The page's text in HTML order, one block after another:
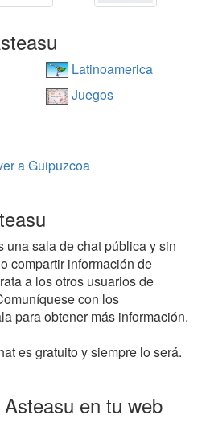
Latinoamerica
Juegos
a Guipuzcoa
una sala de chat pública y sin
compartir información de
a los otros usuarios de
con los
para obtener más información.
es gratuito y siempre lo será.
en tu web